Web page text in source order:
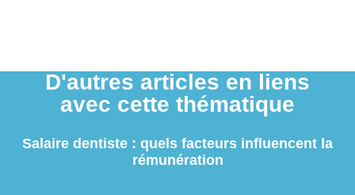
D'autres articles en liens
avec cette thématique
Salaire dentiste : quels facteurs influencent la
rémunération